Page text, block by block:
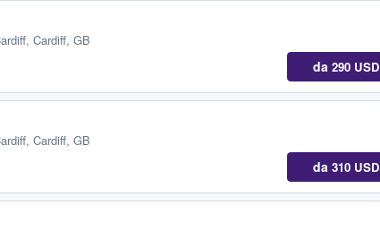
Cardiff, GB
da 290 USD
Cardiff, GB
da 310 USD